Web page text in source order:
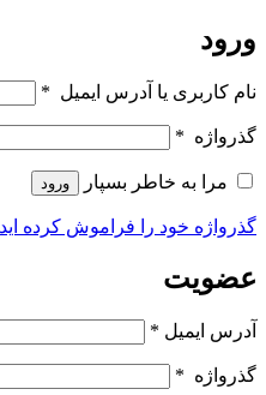
ورود
نام کاربری یا آدرس ایمیل *
گذرواژه *
مرا به خاطر بسپار ورود
گذرواژه خود را فراموش کرده
عضویت
آدرس ایمیل *
گذرواژه *